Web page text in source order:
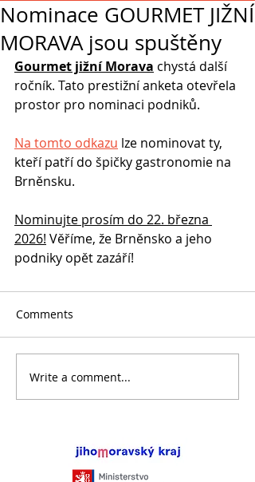
Nominace GOURMET JIŽNÍ
MORAVA jsou spuštěny
Gourmet jižní Morava chystá další
ročník. Tato prestižní anketa otevřela
prostor pro nominaci podniků.
Na tomto odkazu lze nominovat ty,
kteří patří do špičky gastronomie na
Brněnsku.
Nominujte prosím do 22. března
2026! Věříme, že Brněnsko a jeho
podniky opět zazáří!
Comments
Write a comment...